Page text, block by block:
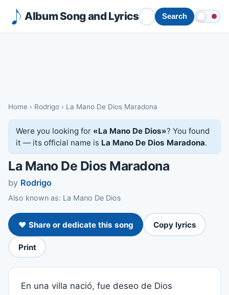
Album Song and Lyrics Search
Home › Rodrigo › La Mano De Dios Maradona
Were you looking for «La Mano De Dios»? You found
it — its official name is La Mano De Dios Maradona.
La Mano De Dios Maradona
by Rodrigo
Also known as: La Mano De Dios
❤️ Share or dedicate this song Copy lyrics
Print
En una villa nació, fue deseo de Dios